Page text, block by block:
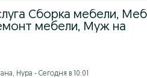
Сборка мебели,
мебели, Муж на
Нура - Сегодня в 10:01